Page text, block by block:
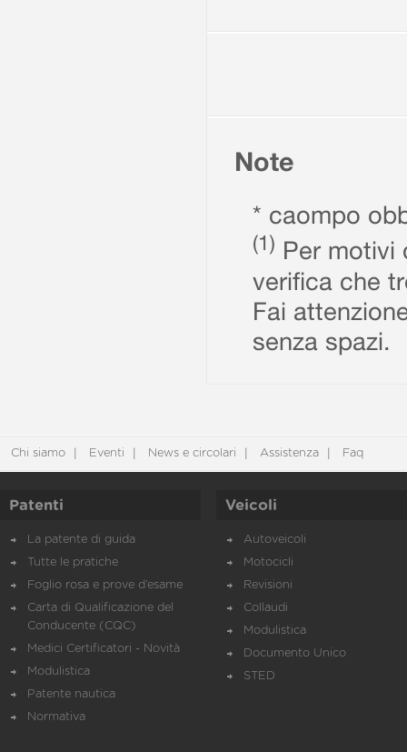
Note
* caompo
(1) Per motivi
verifica che
Fai
senza spazi.
Chi siamo Eventi News e circolari Assistenza Faq
Patenti
La patente di guida
Tutte le pratiche
Foglio rosa e prove d’esame
Carta di Qualificazione del
Conducente (CQC)
Medici Certificatori - Novità
Modulistica
Patente nautica
Normativa
Veicoli
Autoveicoli
Motocicli
Revisioni
Collaudi
Modulistica
Documento Unico
STED